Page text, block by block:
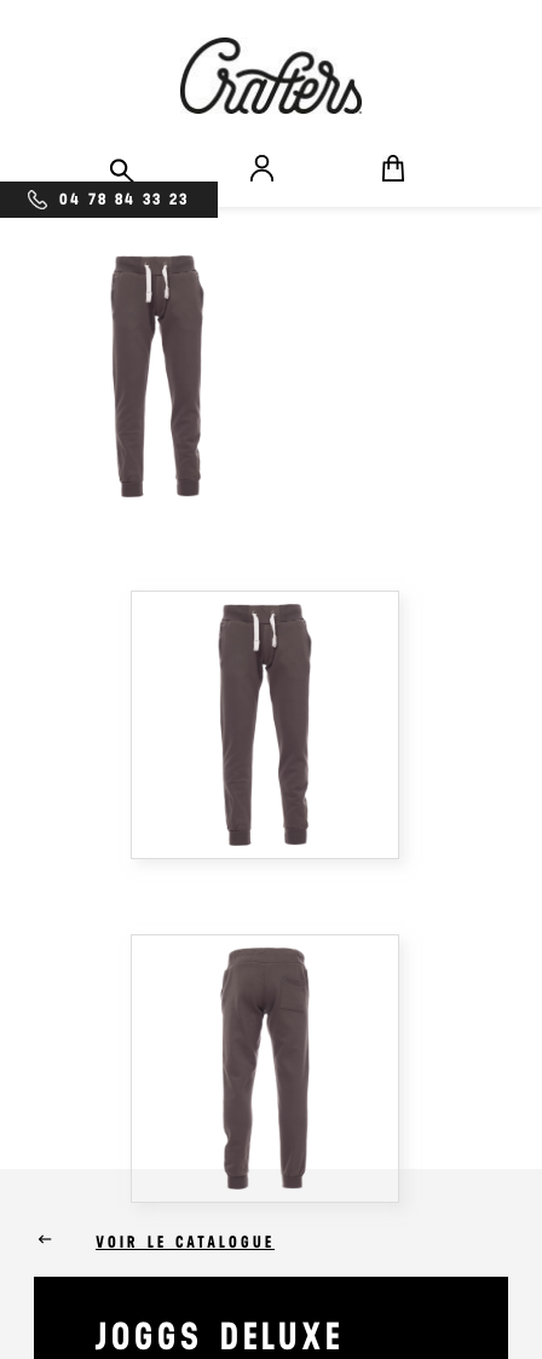
04 78 84 33 23
keyboard_backspace VOIR LE CATALOGUE
JOGGS DELUXE